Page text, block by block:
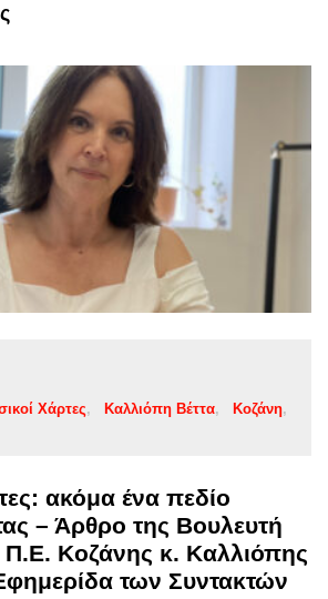
Χάρτες Καλλιόπη Βέττα
Κοζάνη
ακόμα ένα πεδίο
– Άρθρο της Βουλευτή
Κοζάνης κ. Καλλιόπης
των Συντακτών